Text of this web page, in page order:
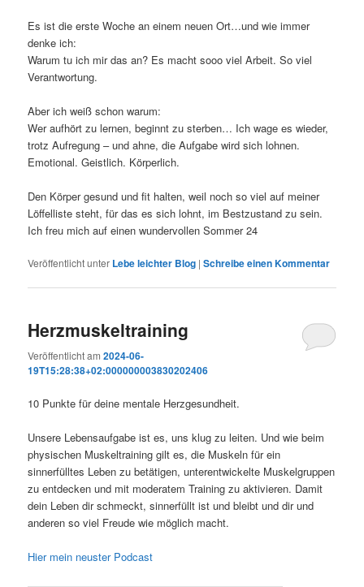
Es ist die erste Woche an einem neuen Ort…und wie immer
denke ich:
Warum tu ich mir das an? Es macht sooo viel Arbeit. So viel
Verantwortung.
Aber ich weiß schon warum:
Wer aufhört zu lernen, beginnt zu sterben… Ich wage es wieder,
trotz Aufregung – und ahne, die Aufgabe wird sich lohnen.
Emotional. Geistlich. Körperlich.
Den Körper gesund und fit halten, weil noch so viel auf meiner
Löffelliste steht, für das es sich lohnt, im Bestzustand zu sein.
Ich freu mich auf einen wundervollen Sommer 24
Veröffentlicht unter Lebe leichter Blog |Schreibe einen Kommentar
Herzmuskeltraining
Veröffentlicht am2024-06-
19T15:28:38+02:000000003830202406
10 Punkte für deine mentale Herzgesundheit.
Unsere Lebensaufgabe ist es, uns klug zu leiten. Und wie beim
physischen Muskeltraining gilt es, die Muskeln für ein
sinnerfülltes Leben zu betätigen, unterentwickelte Muskelgruppen
zu entdecken und mit moderatem Training zu aktivieren. Damit
dein Leben dir schmeckt, sinnerfüllt ist und bleibt und dir und
anderen so viel Freude wie möglich macht.
Hier mein neuster Podcast